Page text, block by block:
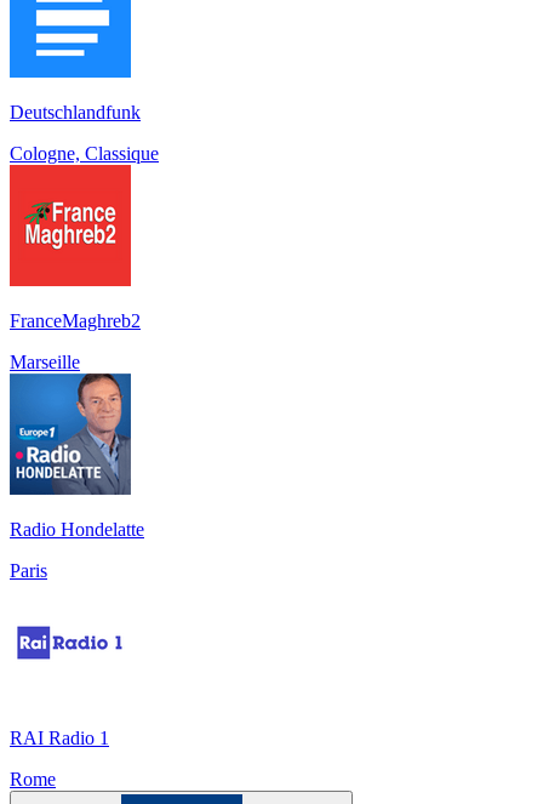
Deutschlandfunk
Cologne, Classique
FranceMaghreb2
Marseille
Radio Hondelatte
Paris
RAI Radio 1
Rome